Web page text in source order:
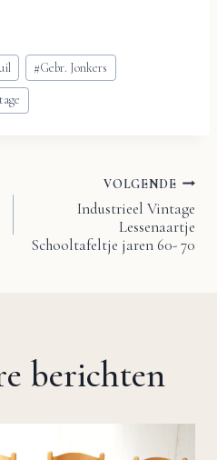
#Gebr. Jonkers
VOLGENDE
Industrieel Vintage
Lessenaartje
Schooltafeltje jaren 60- 70
berichten